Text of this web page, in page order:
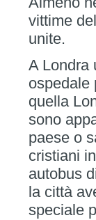
vittime
unite.
A Londra
ospedale
quella
sono
paese o
cristiani
autobus
la città
speciale